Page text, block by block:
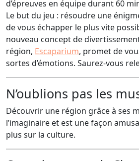
d’épreuves en équipe durant 60
Le but du jeu : résoudre une
de vous échapper le plus vite
nouveau concept de
région, Escaparium, promet de
sortes d’émotions. Saurez-vous
N’oublions pas les
Découvrir une région grâce à ses
l’imaginaire et est une façon
plus sur la culture.